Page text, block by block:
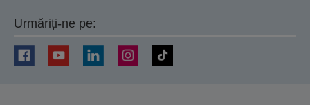
Urmăriți-ne pe: